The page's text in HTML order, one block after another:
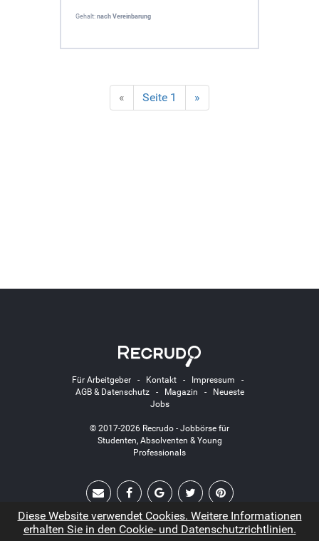
Gehalt: nach Vereinbarung
« Seite 1 »
Für Arbeitgeber- Kontakt- Impressum -
AGB & Datenschutz- Magazin -
Neueste
Jobs
© 2017-2026 Recrudo - Jobbörse für
Studenten, Absolventen & Young
Professionals
Diese Website verwendet Cookies. Weitere Informationen
erhalten Sie in den Cookie- und Datenschutzrichtlinien.